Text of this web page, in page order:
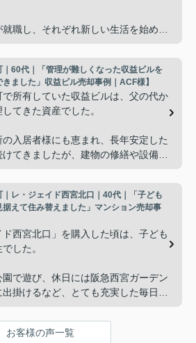
職し、それぞれ新しい生活を始める
増え、
は少し広すぎるね。」
担も考え、夫婦二人にちょうど良い
エステートさんへ相談すると、「パ
北口」の査定だけでなく、住み替え
ュールや資金計画まで丁寧にサポート
した。
西宮北口駅へのアクセス、阪急西宮
療機関や買い物施設など、将来も安
｜60代｜「管理が難しくなった収益ビルを
ました」収益ビル売却事例｜ACF様】
所有していた収益ビルは、父の代か
てきた資産でした。
の入居者様にも恵まれ、長年安定した
てきましたが、建物の修繕や設備更
それぞれ別の仕事に就いており、
ルの管理を任せるのは難しいかもし
うようになりました。
ィエステートさんへ相談すると、収益
販売方法をご提案いただきました。
｜レ・ジェイド西宮北口｜40代｜「子ども
据えて住み替えました」マンション売却事
ド西宮北口」を購入した頃は、子ども
した。
で遊び、休日には阪急西宮ガーデン
掛けるなど、とても充実した毎日を
子どもが高校進学を意識する年齢にな
お客様の声一覧